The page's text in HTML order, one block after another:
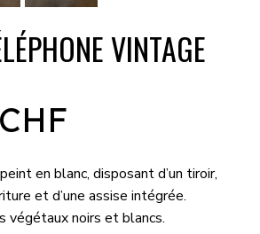
VINTAGE
en blanc, disposant d’un tiroir,
et d’une assise intégrée.
végétaux noirs et blancs.